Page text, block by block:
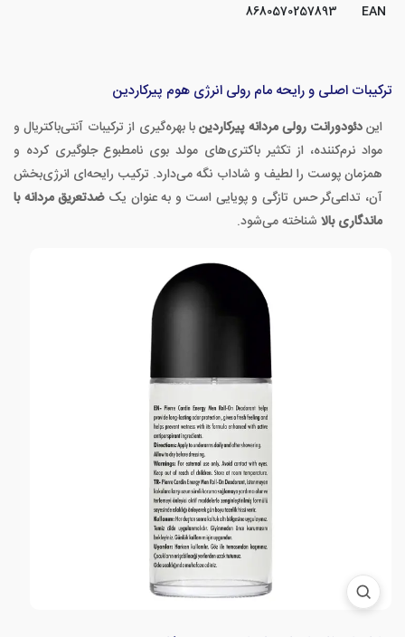
EAN
8680570257893
ترکیبات اصلی و رایحه مام رولی انرژی هوم پیرکاردین
ایندئودورانت رولی مردانه پیرکاردینبا بهره‌گیری از ترکیبات آنتی‌باکتریال و
مواد نرم‌کننده، از تکثیر باکتری‌های مولد بوی نامطبوع جلوگیری کرده و
همزمان پوست را لطیف و شاداب نگه می‌دارد. ترکیب رایحه‌ای انرژی‌بخش
آن، تداعی‌گر حس تازگی و پویایی است و به عنوان یکضدتعریق مردانه با
ماندگاری بالا شناخته می‌شود.